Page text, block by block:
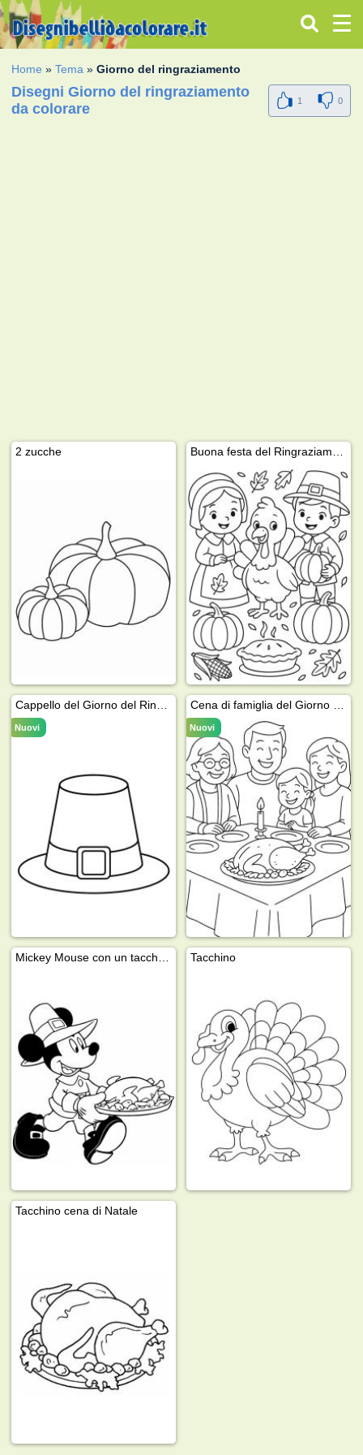
Home »Tema »Giorno del ringraziamento
Disegni Giorno del ringraziamento
da colorare
1 0
2 zucche
Nuovi Nuovi
Mickey Mouse con un tacchino Tacchino
Tacchino cena di Natale